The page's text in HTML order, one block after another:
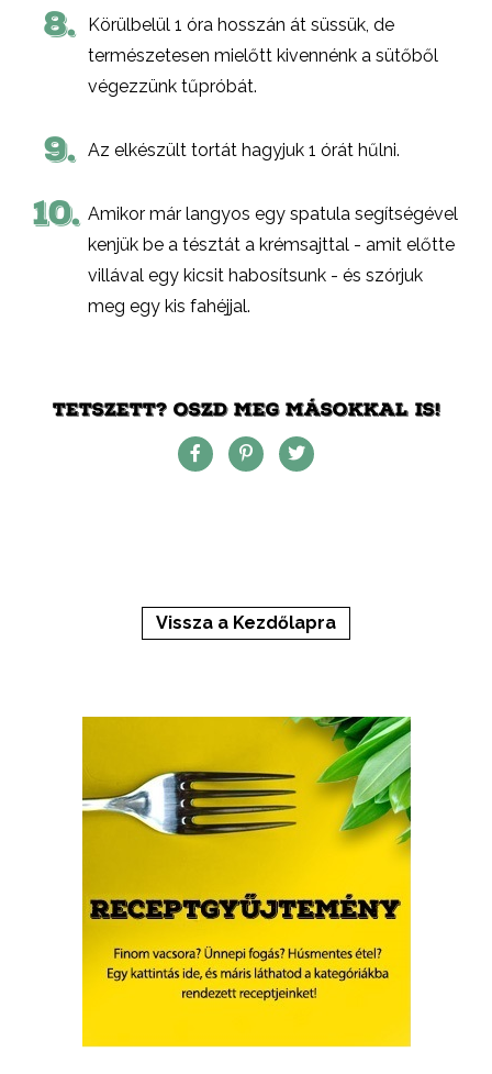
8.
Körülbelül 1 óra hosszán át süssük, de
természetesen mielőtt kivennénk a sütőből
végezzünk tűpróbát.
9. Az elkészült tortát hagyjuk 1 órát hűlni.
10. Amikor már langyos egy spatula segítségével
kenjük be a tésztát a krémsajttal - amit előtte
villával egy kicsit habosítsunk - és szórjuk
meg egy kis fahéjjal.
TETSZETT? OSZD MEG MÁSOKKAL IS!
Vissza a Kezdőlapra